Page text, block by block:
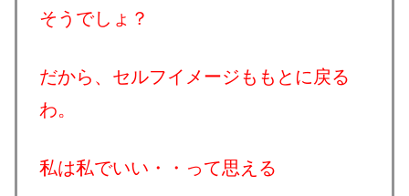
そうでしょ？
だから、セルフイメージももとに戻る
わ。
私は私でいい・・って思える